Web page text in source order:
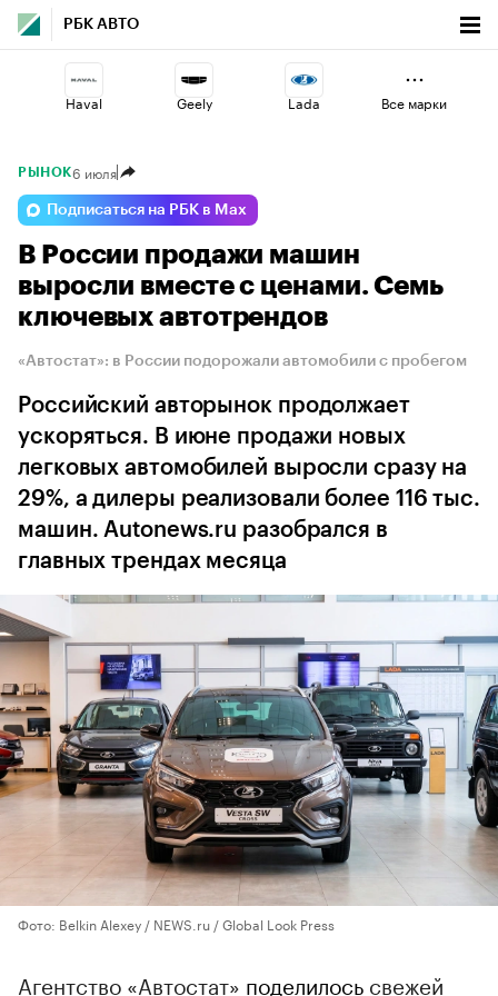
РБК АВТО
Haval Geely Lada
Omoda
Changan Voyah Jaecoo
Все марки
РЫНОК6 июля
Подписаться на РБК в Max
В России продажи машин
выросли вместе с ценами. Семь
ключевых автотрендов
«Автостат»: в России подорожали автомобили с пробегом
Российский авторынок продолжает
ускоряться. В июне продажи новых
легковых автомобилей выросли сразу на
29%, а дилеры реализовали более 116 тыс.
машин. Autonews.ru разобрался в
главных трендах месяца
Фото: Belkin Alexey / NEWS.ru / Global Look Press
Агентство «Автостат» поделилось свежей